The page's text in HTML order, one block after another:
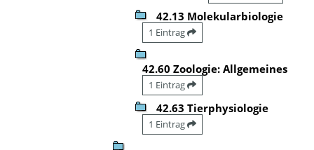
42.13 Molekularbiologie
1 Eintrag
42.60 Zoologie: Allgemeines
1 Eintrag
42.63 Tierphysiologie
1 Eintrag